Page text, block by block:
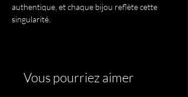
authentique, et chaque bijou reflète cette
singularité.
Vous pourriez aimer